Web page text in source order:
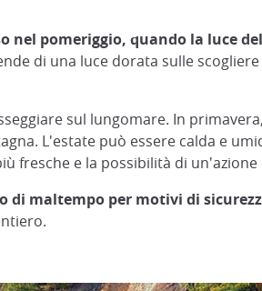
nel pomeriggio, quando la luce
di una luce dorata sulle
sul lungomare. In
L'estate può essere calda e
fresche e la possibilità di
di maltempo per motivi di